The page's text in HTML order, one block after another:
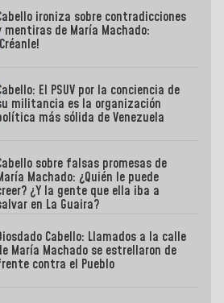
ironiza sobre contradicciones
mentiras de María Machado:
El PSUV por la conciencia de
militancia es la organización
más sólida de Venezuela
sobre falsas promesas de
Machado: ¿Quién le puede
¿Y la gente que ella iba a
en La Guaira?
Cabello: Llamados a la calle
María Machado se estrellaron de
contra el Pueblo